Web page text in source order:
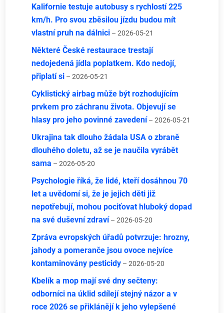
Kalifornie testuje autobusy s rychlostí 225
km/h. Pro svou zběsilou jízdu budou mít
vlastní pruh na dálnici – 2026-05-21
Některé České restaurace trestají
nedojedená jídla poplatkem. Kdo nedojí,
připlatí si – 2026-05-21
Cyklistický airbag může být rozhodujícím
prvkem pro záchranu života. Objevují se
hlasy pro jeho povinné zavedení – 2026-05-21
Ukrajina tak dlouho žádala USA o zbraně
dlouhého doletu, až se je naučila vyrábět
sama – 2026-05-20
Psychologie říká, že lidé, kteří dosáhnou 70
let a uvědomí si, že je jejich děti již
nepotřebují, mohou pociťovat hluboký dopad
na své duševní zdraví – 2026-05-20
Zpráva evropských úřadů potvrzuje: hrozny,
jahody a pomeranče jsou ovoce nejvíce
kontaminovány pesticidy – 2026-05-20
Kbelík a mop mají své dny sečteny:
odborníci na úklid sdílejí stejný názor a v
roce 2026 se přiklánějí k jeho vylepšené